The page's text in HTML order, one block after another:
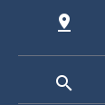
pin_drop
search